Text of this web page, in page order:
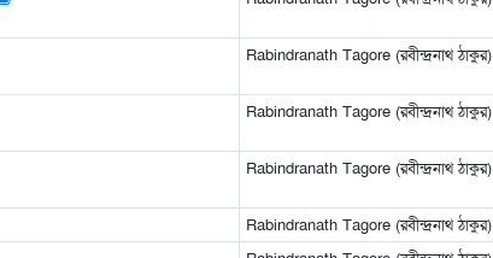
Rabindranath Tagore (রবীন্দ্রনাথ ঠাকুর)
Rabindranath Tagore (রবীন্দ্রনাথ ঠাকুর)
Rabindranath Tagore (রবীন্দ্রনাথ ঠাকুর)
Rabindranath Tagore (রবীন্দ্রনাথ ঠাকুর)